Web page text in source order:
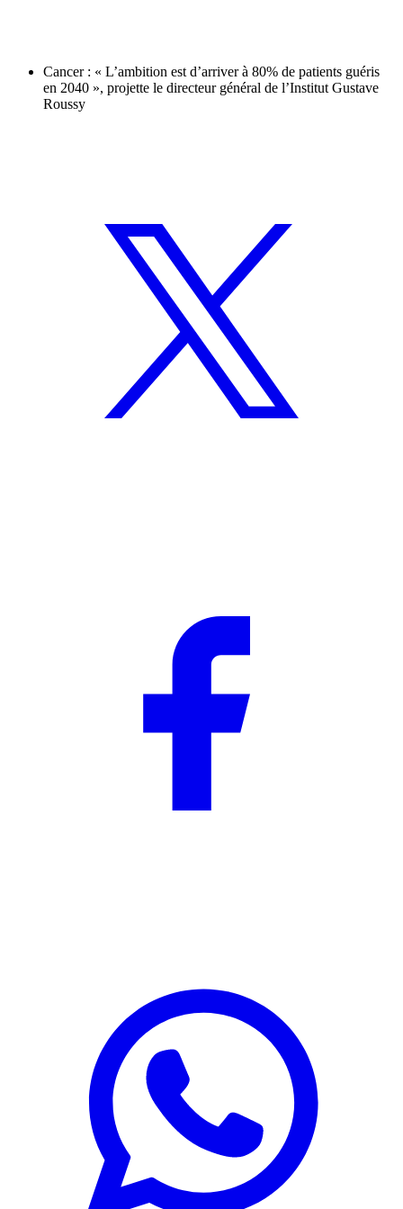
Cancer : « L’ambition est d’arriver à 80% de patients guéris
en 2040 », projette le directeur général de l’Institut Gustave
Roussy